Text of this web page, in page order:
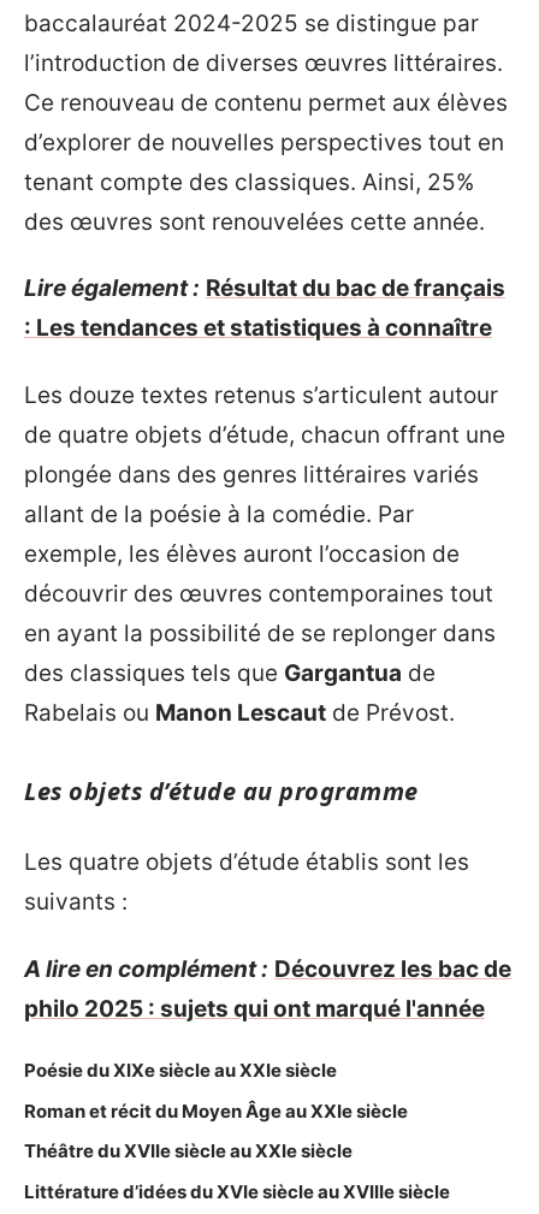
baccalauréat 2024-2025 se distingue par
l’introduction de diverses œuvres littéraires.
Ce renouveau de contenu permet aux élèves
d’explorer de nouvelles perspectives tout en
tenant compte des classiques. Ainsi, 25%
des œuvres sont renouvelées cette année.
Lire également : Résultat du bac de français
: Les tendances et statistiques à connaître
Les douze textes retenus s’articulent autour
de quatre objets d’étude, chacun offrant une
plongée dans des genres littéraires variés
allant de la poésie à la comédie. Par
exemple, les élèves auront l’occasion de
découvrir des œuvres contemporaines tout
en ayant la possibilité de se replonger dans
des classiques tels que Gargantua de
Rabelais ou Manon Lescaut de Prévost.
Les objets d’étude au programme
Les quatre objets d’étude établis sont les
suivants :
A lire en complément : Découvrez les bac de
philo 2025 : sujets qui ont marqué l'année
Poésie du XIXe siècle au XXIe siècle
Roman et récit du Moyen Âge au XXIe siècle
Théâtre du XVIIe siècle au XXIe siècle
Littérature d’idées du XVIe siècle au XVIIIe siècle